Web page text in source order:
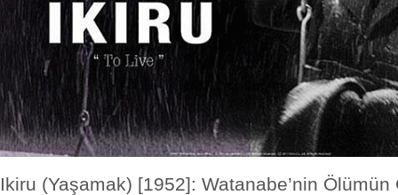
Ikiru (Yaşamak) [1952]: Watanabe’nin Ölümün